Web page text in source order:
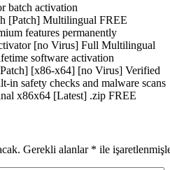
batch activation
[Patch] Multilingual FREE
features permanently
[no Virus] Full Multilingual
software activation
[x86-x64] [no Virus] Verified
in safety checks and malware scans
x86x64 [Latest] .zip FREE
Gerekli alanlar * ile